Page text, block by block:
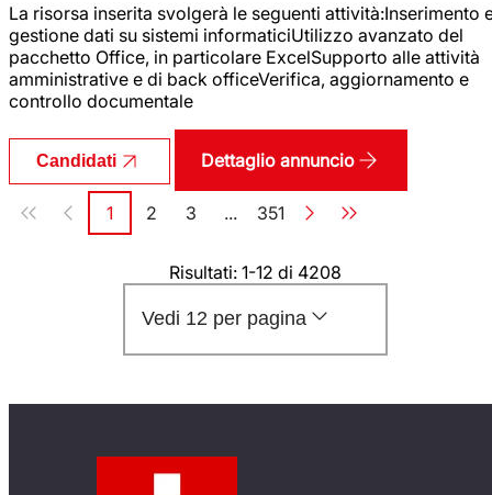
La risorsa inserita svolgerà le seguenti attività:Inserimento
gestione dati su sistemi informaticiUtilizzo avanzato del
pacchetto Office, in particolare ExcelSupporto alle attività
amministrative e di back officeVerifica, aggiornamento e
controllo documentale
Candidati Dettaglio annuncio
Paginazione
Pagina
1 Pagina
2 Pagina
3 ... Pagina
351
Risultati: 1-12 di 4208
Vedi 12 per pagina